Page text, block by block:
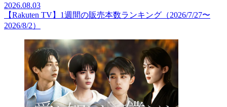
2026.08.03
【Rakuten TV】1週間の販売本数ランキング（2026/7/27〜
2026/8/2）